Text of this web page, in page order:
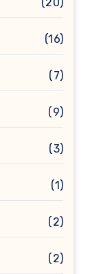
(16)
(7)
(9)
(3)
(1)
(2)
(2)